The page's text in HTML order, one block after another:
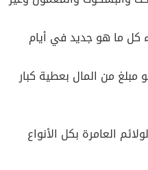
كل ما هو جديد في أيام
من المال بعطية كبار
العامرة بكل الأنواع